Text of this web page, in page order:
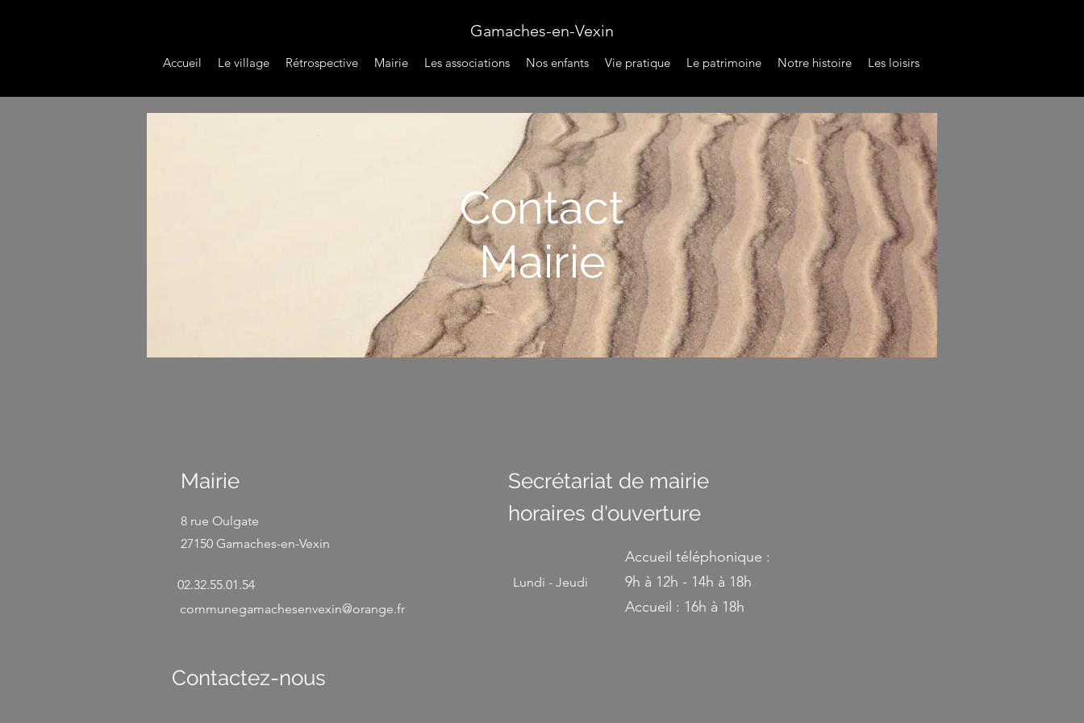
Gamaches-en-Vexin
Accueil Le village Rétrospective Mairie Les associations Nos enfants Vie pratique Le patrimoine Notre histoire Les loisirs
Contact
Mairie
Mairie
​8 rue Oulgate
27150 Gamaches-en-Vexin
02.32.55.01.54
communegamachesenvexin@orange.fr
Secrétariat de mairie
horaires d'ouverture
Lundi - Jeudi
Accueil téléphonique :
9h à 12h - 14h à 18h
Accueil : 16h à 18h
Contactez-nous